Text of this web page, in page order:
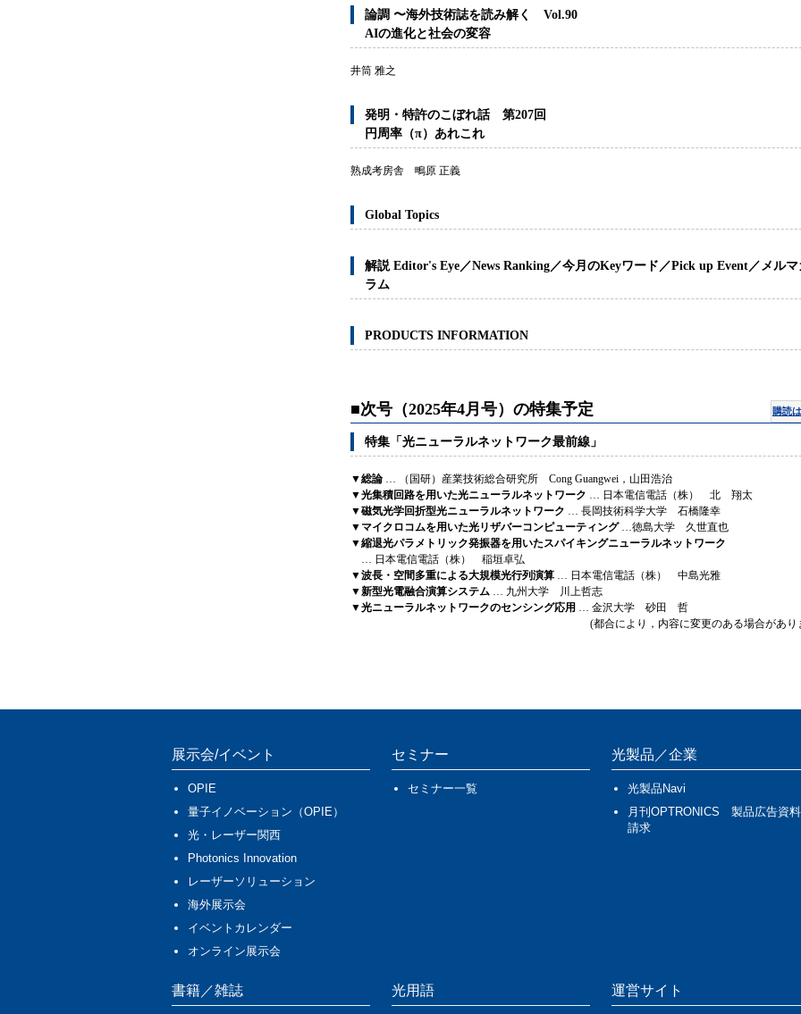
論調 〜海外技術誌を読み解く Vol.90
AIの進化と社会の変容
井筒 雅之
発明・特許のこぼれ話 第207回
円周率（π）あれこれ
熟成考房舎 鴫原 正義
Global Topics
解説 Editor's Eye／News Ranking／今月のKeyワード／Pick up Event／メルマ
ラム
PRODUCTS INFORMATION
■次号（2025年4月号）の特集予定 購読
特集「光ニューラルネットワーク最前線」
▼総論 … （国研）産業技術総合研究所 Cong Guangwei，山田浩治
▼光集積回路を用いた光ニューラルネットワーク … 日本電信電話（株） 北 翔太
▼磁気光学回折型光ニューラルネットワーク … 長岡技術科学大学 石橋隆幸
▼マイクロコムを用いた光リザバーコンピューティング…徳島大学 久世直也
▼縮退光パラメトリック発振器を用いたスパイキングニューラルネットワーク
… 日本電信電話（株） 稲垣卓弘
▼波長・空間多重による大規模光行列演算 … 日本電信電話（株） 中島光雅
▼新型光電融合演算システム … 九州大学 川上哲志
▼光ニューラルネットワークのセンシング応用 … 金沢大学 砂田 哲
(都合により，内容に変更のある場合があり
展示会/イベント
OPIE
量子イノベーション（OPIE）
光・レーザー関西
Photonics Innovation
レーザーソリューション
海外展示会
イベントカレンダー
オンライン展示会
セミナー
セミナー一覧
光製品／企業
光製品Navi
月刊OPTRONICS 製品広告資料
請求
書籍／雑誌 光用語 運営サイト